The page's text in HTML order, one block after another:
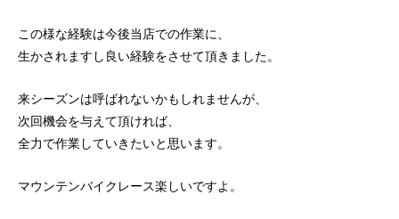
この様な経験は今後当店での作業に、
生かされますし良い経験をさせて頂きました。
来シーズンは呼ばれないかもしれませんが、
次回機会を与えて頂ければ、
全力で作業していきたいと思います。
マウンテンバイクレース楽しいですよ。